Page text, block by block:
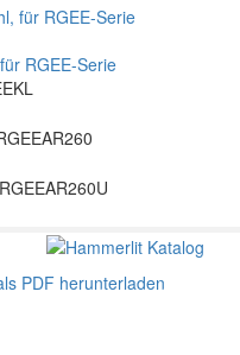
RGEE-Serie
RGEEAR260U
PDF herunterladen